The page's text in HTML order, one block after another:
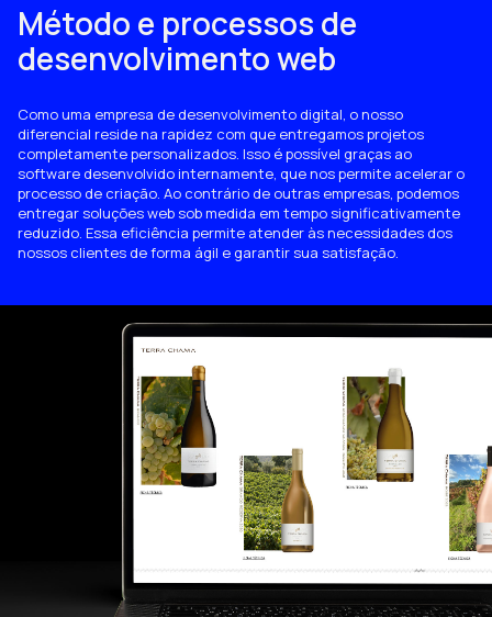
Método e processos de
desenvolvimento web
Como uma empresa de desenvolvimento digital, o nosso
diferencial reside na rapidez com que entregamos projetos
completamente personalizados. Isso é possível graças ao
software desenvolvido internamente, que nos permite acelerar o
processo de criação. Ao contrário de outras empresas, podemos
entregar soluções web sob medida em tempo significativamente
reduzido. Essa eficiência permite atender às necessidades dos
nossos clientes de forma ágil e garantir sua satisfação.